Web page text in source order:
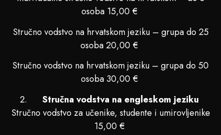
osoba 15,00 €
Stručno vodstvo na hrvatskom jeziku – grupa do 25
osoba 20,00 €
Stručno vodstvo na hrvatskom jeziku – grupa do 50
osoba 30,00 €
Stručna vodstva na engleskom jeziku
Stručno vodstvo za učenike, studente i umirovljenike
15,00 €